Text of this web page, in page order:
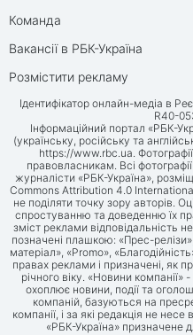
Команда
Вакансії в РБК-Україна
Розмістити рекламу
Ідентифікатор онлайн-медіа в
R40-
Інформаційний портал «РБК-
(українську, російську та
https://www.rbc.ua.
правовласникам. Всі
журналісти «РБК-Україна»,
Commons Attribution 4.0
не поділяти точку зору авторів.
спростуванню та доведенню їх
зміст реклами відповідальність
позначені плашкою: «Прес-
матеріал», «Promo»,
правах реклами і призначені, як
річного віку. «Новини
охоплює новини, події та
компаній, базуються на
компанії, і за які редакція не
«РБК-Україна» призначене